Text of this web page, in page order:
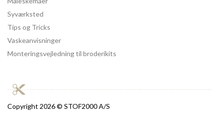
Syværksted
Tips og Tricks
Vaskeanvisninger
Monteringsvejledning til broderikits
Copyright 2026 © STOF2000 A/S